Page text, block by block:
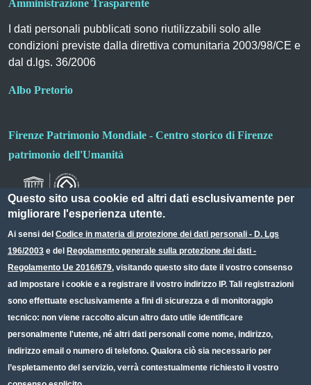
Amministrazione Trasparente
I dati personali pubblicati sono riutilizzabili solo alle
condizioni previste dalla direttiva comunitaria 2003/98/CE e
dal d.lgs. 36/2006
Albo Pretorio
Firenze Patrimonio Mondiale - Centro storico di Firenze
patrimonio dell'Umanità
Small prints
Useful links section
Redazione web
Privacy
Note legali
Dichiarazione Accessibilità
Questo sito usa cookie ed altri dati esclusivamente per
migliorare l'esperienza utente.
Ai sensi delCodice in materia di protezione dei dati personali - D. Lgs
196/2003 e del Regolamento generale sulla protezione dei dati -
Regolamento Ue 2016/679, visitando questo sito date il vostro consenso
ad impostare i cookie e a registrare il vostro indirizzo IP. Tali registrazioni
sono effettuate esclusivamente a fini di sicurezza e di monitoraggio
tecnico: non viene raccolto alcun altro dato utile identificare
personalmente l'utente, né altri dati personali come nome, indirizzo,
indirizzo email o numero di telefono. Qualora ciò sia necessario per
l’espletamento del servizio, verrà contestualmente richiesto il vostro